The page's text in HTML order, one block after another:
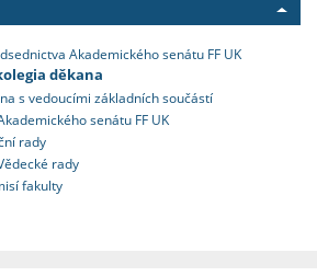
Akademického senátu FF UK
děkana
s vedoucími základních součástí
senátu FF UK
rady
rady
fakulty